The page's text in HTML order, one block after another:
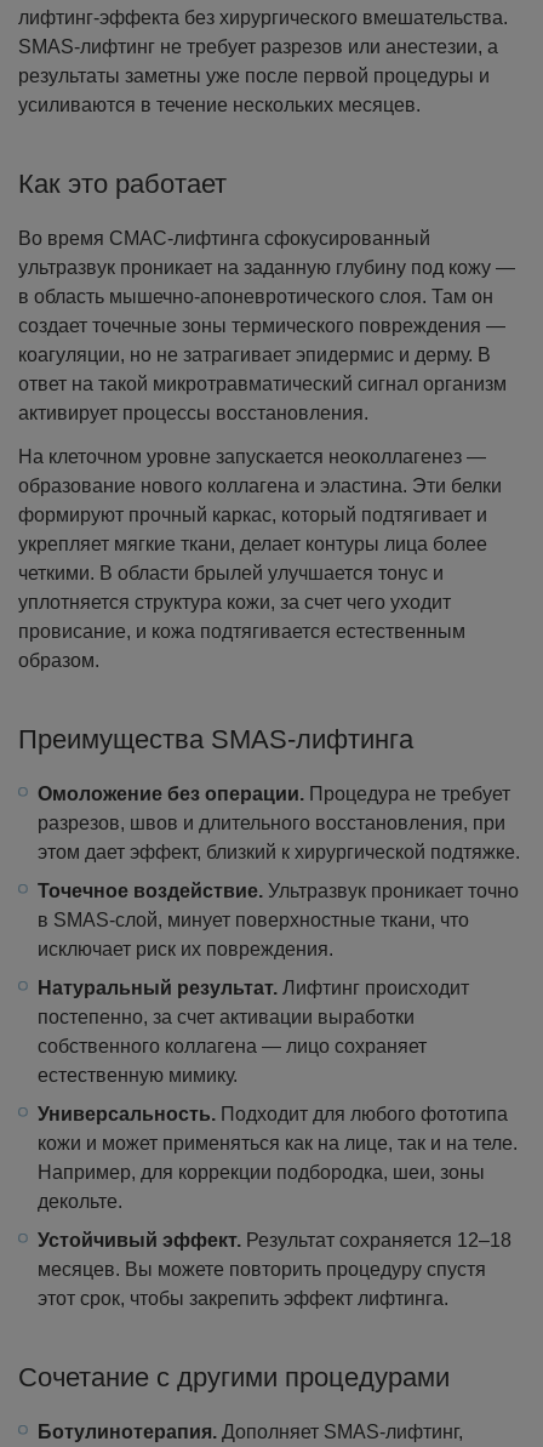
лифтинг-эффекта без хирургического вмешательства.
SMAS-лифтинг не требует разрезов или анестезии, а
результаты заметны уже после первой процедуры и
усиливаются в течение нескольких месяцев.
Как это работает
Во время СМАС-лифтинга сфокусированный
ультразвук проникает на заданную глубину под кожу —
в область мышечно-апоневротического слоя. Там он
создает точечные зоны термического повреждения —
коагуляции, но не затрагивает эпидермис и дерму. В
ответ на такой микротравматический сигнал организм
активирует процессы восстановления.
На клеточном уровне запускается неоколлагенез —
образование нового коллагена и эластина. Эти белки
формируют прочный каркас, который подтягивает и
укрепляет мягкие ткани, делает контуры лица более
четкими. В области брылей улучшается тонус и
уплотняется структура кожи, за счет чего уходит
провисание, и кожа подтягивается естественным
образом.
Преимущества SMAS-лифтинга
Омоложение без операции. Процедура не требует
разрезов, швов и длительного восстановления, при
этом дает эффект, близкий к хирургической подтяжке.
Точечное воздействие. Ультразвук проникает точно
в SMAS-слой, минует поверхностные ткани, что
исключает риск их повреждения.
Натуральный результат. Лифтинг происходит
постепенно, за счет активации выработки
собственного коллагена — лицо сохраняет
естественную мимику.
Универсальность. Подходит для любого фототипа
кожи и может применяться как на лице, так и на теле.
Например, для коррекции подбородка, шеи, зоны
декольте.
Устойчивый эффект. Результат сохраняется 12–18
месяцев. Вы можете повторить процедуру спустя
этот срок, чтобы закрепить эффект лифтинга.
Сочетание с другими процедурами
Ботулинотерапия. Дополняет SMAS-лифтинг,